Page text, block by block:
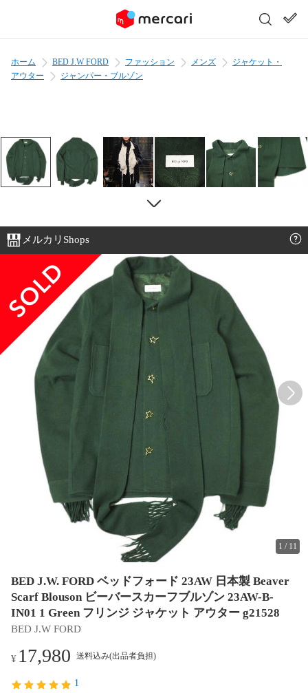
ホーム BED J.W FORD ファッション メンズ
ジャケット・
アウター
ジャンパー・ブルゾン
メルカリShops
1 / 11
BED J.W. FORD ベッドフォード 23AW 日本製 Beaver
Scarf Blouson ビーバースカーフブルゾン 23AW-B-
IN01 1 Green フリンジ ジャケット アウター g21528
BED J.W FORD
¥ 17,980 送料込み(出品者負担)
1